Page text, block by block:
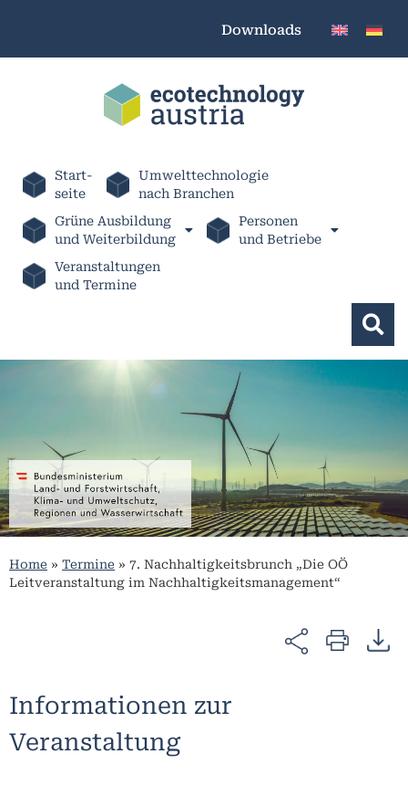
Downloads
Start-
seite
Umwelttechnologie
nach Branchen
Grüne Ausbildung
und Weiterbildung
Personen
und Betriebe
Veranstaltungen
und Termine
Home » Termine » 7. Nachhaltigkeitsbrunch „Die OÖ
Leitveranstaltung im Nachhaltigkeitsmanagement“
Informationen zur
Veranstaltung